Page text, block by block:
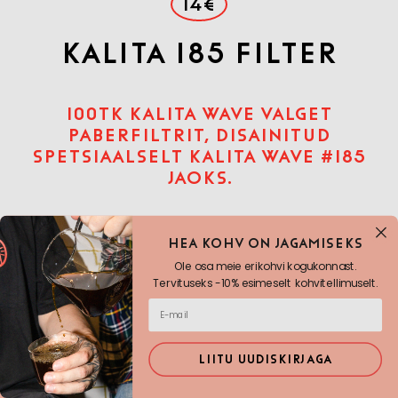
Kalita 185 Filter
100TK KALITA WAVE VALGET
PABERFILTRIT, DISAINITUD
SPETSIAALSELT KALITA WAVE #185
JAOKS.
Kogus - +
Lisa ostukorvi
Hea KOHV ON JAGAMISEKS
Ole osa meie erikohvi kogukonnast.
Tervituseks -10% esimeselt kohvitellimuselt.
LIITU UUDISKIRJAGA